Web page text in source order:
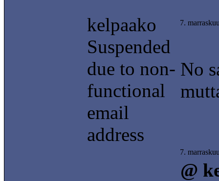
kelpaako
Suspended
due to non-
functional
email
address
7.
No
7.
@